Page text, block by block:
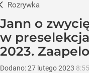
Rozrywka
Jann o
w
2023.
Dodano:27 lutego2023 8:55